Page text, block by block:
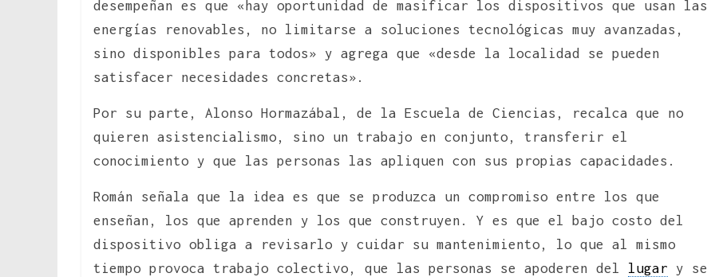
desempeñan es que «hay oportunidad de masificar los dispositivos que usan las
energías renovables, no limitarse a soluciones tecnológicas muy avanzadas,
sino disponibles para todos» y agrega que «desde la localidad se pueden
satisfacer necesidades concretas».
Por su parte, Alonso Hormazábal, de la Escuela de Ciencias, recalca que no
quieren asistencialismo, sino un trabajo en conjunto, transferir el
conocimiento y que las personas las apliquen con sus propias capacidades.
Román señala que la idea es que se produzca un compromiso entre los que
enseñan, los que aprenden y los que construyen. Y es que el bajo costo del
dispositivo obliga a revisarlo y cuidar su mantenimiento, lo que al mismo
tiempo provoca trabajo colectivo, que las personas se apoderen del lugar y se